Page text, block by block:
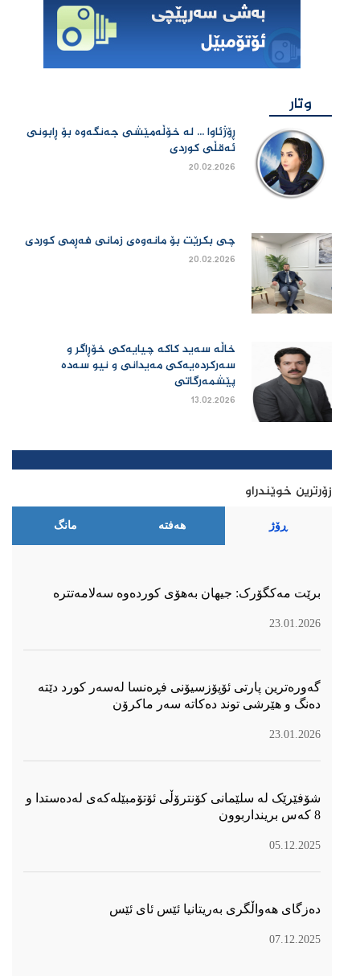
وتار
ڕۆژئاوا ... لە خۆڵەمێشی جەنگەوە بۆ ڕابونی
ئەقڵی کوردی
20.02.2026
چی بكرێت بۆ مانەوەی زمانی فەڕمی كوردی
20.02.2026
خاڵە سەید کاکە چیایەکی خۆڕاگر و
سەرکردەیەکی مەیدانی و نیو سەدە
پێشمەرگاتی
13.02.2026
زۆرترین خوێندراو
ڕۆژ هەفتە مانگ
برێت مەکگۆرک: جیهان بەهۆی کوردەوە سەلامەتترە
23.01.2026
گەورەترین پارتی ئۆپۆزسیۆنی فڕەنسا لەسەر كورد دێتە
دەنگ و هێرشی توند دەكاتە سەر ماكرۆن
23.01.2026
شۆفێرێک لە سلێمانی کۆنترۆڵی ئۆتۆمبێلەکەی لەدەستدا و
8 کەس برینداربوون
05.12.2025
دەزگای هەواڵگری بەریتانیا ئێس ئای ئێس
07.12.2025